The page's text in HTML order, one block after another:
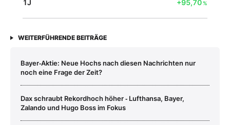
1J +95,70%
WEITERFÜHRENDE BEITRÄGE
Bayer‑Aktie: Neue Hochs nach diesen Nachrichten nur
noch eine Frage der Zeit?
Dax schraubt Rekordhoch höher ‑ Lufthansa, Bayer,
Zalando und Hugo Boss im Fokus